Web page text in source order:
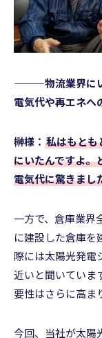
———物流業界にい
電気代や再エネへ
榊様： 私はもとも
にいたんですよ。
電気代に驚きまし
一方で、倉庫業界
に建設した倉庫を
際には太陽光発電
近いと聞いていま
要性はさらに高ま
今回、当社が太陽